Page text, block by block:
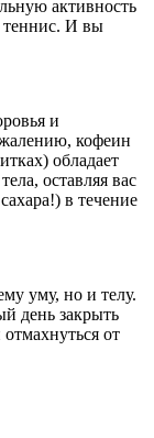
активность
теннис. И вы
и
кофеин
обладает
оставляя вас
в течение
уму, но и телу.
день закрыть
от